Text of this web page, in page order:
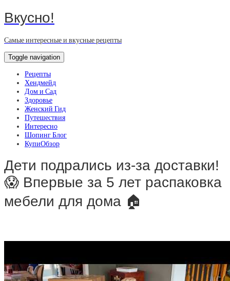
Вкусно!
Самые интересные и вкусные рецепты
Toggle navigation
Рецепты
Хендмейд
Дом и Сад
Здоровье
Женский Гид
Путешествия
Интересно
Шопинг Блог
КупиОбзор
Дети подрались из-за доставки!
😱 Впервые за 5 лет распаковка
мебели для дома 🏠